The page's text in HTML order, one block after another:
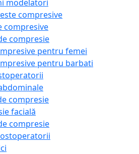
modelatori
compresive
compresive
compresie
pentru femei
pentru barbati
compresie
facială
compresie